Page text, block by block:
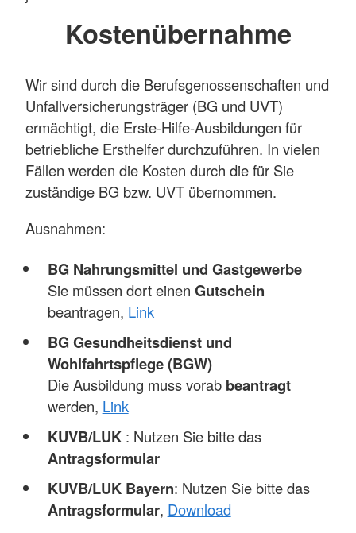
Kostenübernahme
Wir sind durch die Berufsgenossenschaften und
Unfallversicherungsträger (BG und UVT)
ermächtigt, die Erste-Hilfe-Ausbildungen für
betriebliche Ersthelfer durchzuführen. In vielen
Fällen werden die Kosten durch die für Sie
zuständige BG bzw. UVT übernommen.
Ausnahmen:
BG Nahrungsmittel und Gastgewerbe
Sie müssen dort einen Gutschein
beantragen, Link
BG Gesundheitsdienst und
Wohlfahrtspflege (BGW)
Die Ausbildung muss vorab beantragt
werden, Link
KUVB/LUK : Nutzen Sie bitte das
Antragsformular
KUVB/LUK Bayern: Nutzen Sie bitte das
Antragsformular, Download